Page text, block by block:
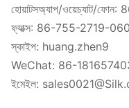
হোয়াটসঅ্যাপ/ওয়েচ্যাট/
ফ্যাক্স: 86-755-2719-
স্কাইপ: huang.zhen9
WeChat: 86-
ইমেইল: